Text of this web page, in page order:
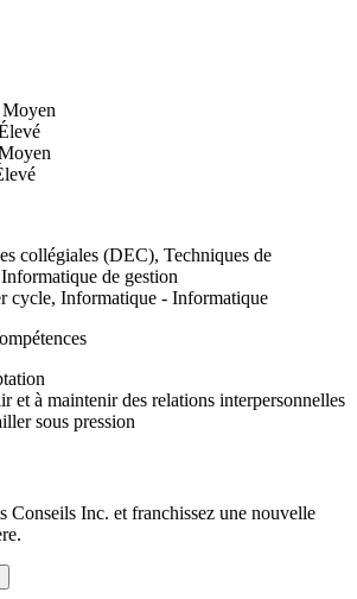
collégiales (DEC), Techniques de
de gestion
cycle, Informatique - Informatique
et à maintenir des relations interpersonnelles
sous pression
Conseils Inc. et franchissez une nouvelle